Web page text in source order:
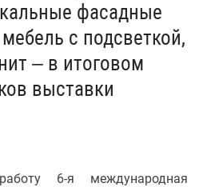
фасадные
с подсветкой,
– в итоговом
выставки
6-я международная